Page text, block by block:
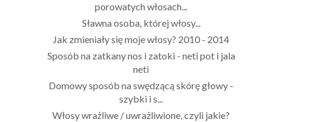
porowatych włosach...
Sławna osoba, której włosy...
Jak zmieniały się moje włosy? 2010 - 2014
Sposób na zatkany nos i zatoki - neti pot i jala
neti
Domowy sposób na swędzącą skórę głowy -
szybki i s...
Włosy wrażliwe / uwrażliwione, czyli jakie?